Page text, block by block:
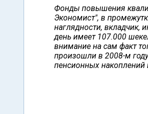
Фонды повышения
Экономист", в
наглядности, вкладчик,
день имеет 107.000
внимание на сам факт
произошли в 2008-м
пенсионных накоплений